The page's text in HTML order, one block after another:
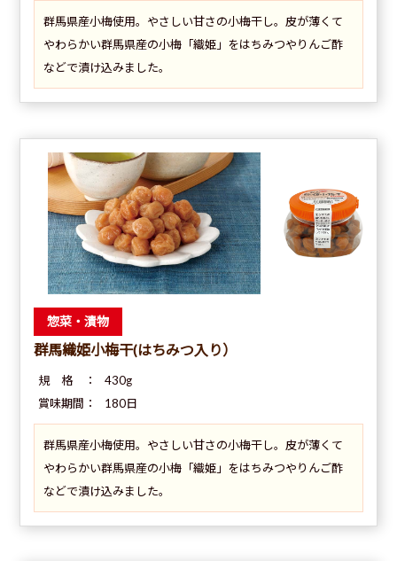
群馬県産小梅使用。やさしい甘さの小梅干し。皮が薄くて
やわらかい群馬県産の小梅「織姫」をはちみつやりんご酢
などで漬け込みました。
惣菜・漬物
群馬織姫小梅干(はちみつ入り）
規 格 ：
430g
賞味期間：
180日
群馬県産小梅使用。やさしい甘さの小梅干し。皮が薄くて
やわらかい群馬県産の小梅「織姫」をはちみつやりんご酢
などで漬け込みました。